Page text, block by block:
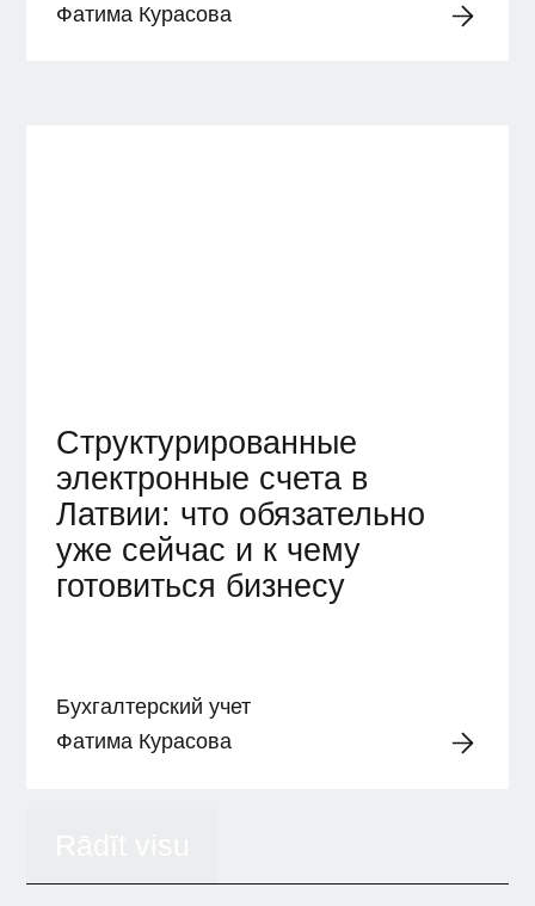
Фатима Курасова
Структурированные
электронные счета в
Латвии: что обязательно
уже сейчас и к чему
готовиться бизнесу
Бухгалтерский учет
Фатима Курасова